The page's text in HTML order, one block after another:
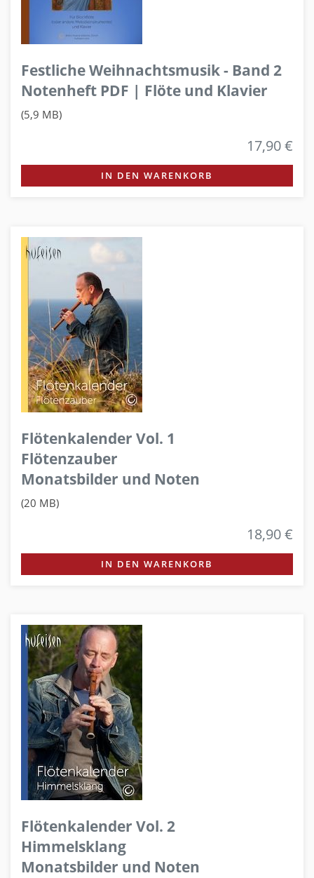
Festliche Weihnachtsmusik - Band 2
Notenheft PDF | Flöte und Klavier
(5,9 MB)
17,90 €
IN DEN WARENKORB
Flötenkalender Vol. 1
Flötenzauber
Monatsbilder und Noten
(20 MB)
18,90 €
IN DEN WARENKORB
Flötenkalender Vol. 2
Himmelsklang
Monatsbilder und Noten